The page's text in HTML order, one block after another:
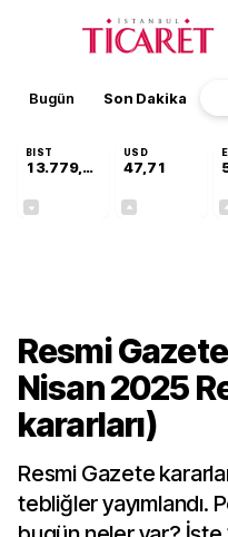
Bugün Son Dakika
BIST
13.779,39
USD
47,71
Resmi
Nisan 2025
kararları)
Resmi Gazete
tebliğler yayımlandı.